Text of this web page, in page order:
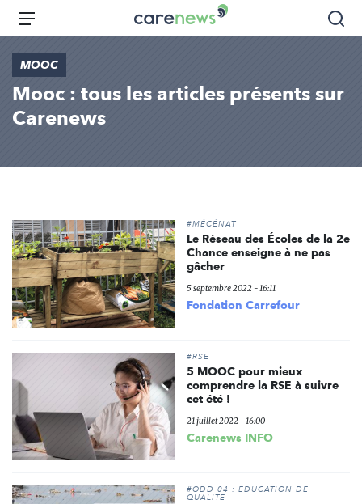
Aller
principal
Carenews,
Le
acteurs
Menu
MOOC
Mooc : tous les articles présents sur
Carenews
#MÉCÉNAT
Le Réseau des Écoles de la 2e
Chance enseigne à ne pas
gâcher
5 septembre 2022 - 16:11
Fondation Carrefour
#RSE
5 MOOC pour mieux
comprendre la RSE à suivre
cet été !
21 juillet 2022 - 16:00
Carenews INFO
#ODD 04 : ÉDUCATION DE
QUALITÉ